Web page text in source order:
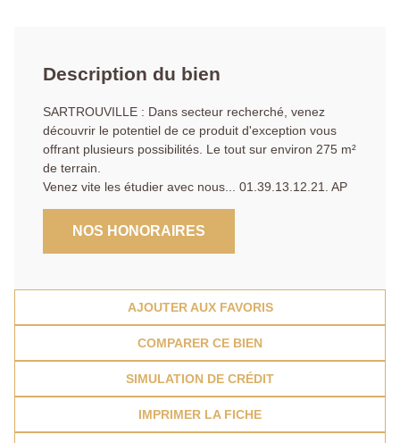
Description du bien
SARTROUVILLE : Dans secteur recherché, venez
découvrir le potentiel de ce produit d'exception vous
offrant plusieurs possibilités. Le tout sur environ 275 m²
de terrain.
Venez vite les étudier avec nous... 01.39.13.12.21. AP
NOS HONORAIRES
AJOUTER AUX FAVORIS
COMPARER CE BIEN
SIMULATION DE CRÉDIT
IMPRIMER LA FICHE